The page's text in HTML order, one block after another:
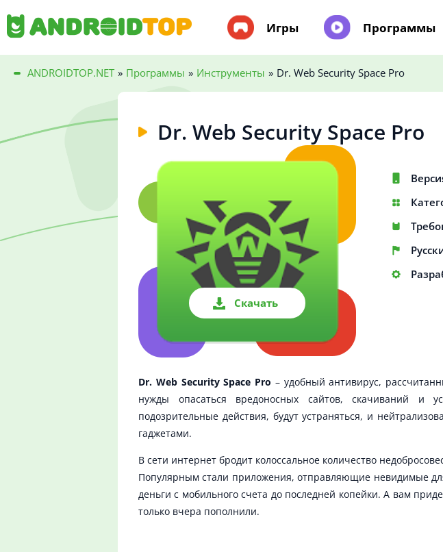
Игры Программы
ANDROIDTOP.NET » Программы » Инструменты » Dr. Web Security Space Pro
Dr. Web Security Space Pro
Скачать
Dr. Web Security Space Pro – удобный антивирус,
нужды опасаться вредоносных сайтов, скачиваний и
подозрительные действия, будут устраняться, и
гаджетами.
В сети интернет бродит колоссальное количество
Популярным стали приложения, отправляющие невидимые
деньги с мобильного счета до последней копейки. А вам
только вчера пополнили.